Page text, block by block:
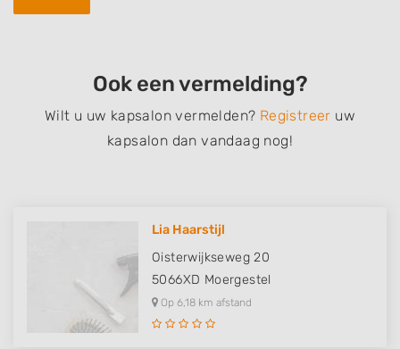
Ook een vermelding?
Wilt u uw kapsalon vermelden? Registreer uw
kapsalon dan vandaag nog!
Lia Haarstijl
Oisterwijkseweg 20
5066XD Moergestel
Op 6,18 km afstand